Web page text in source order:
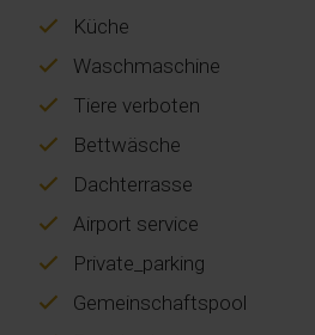
Küche
Waschmaschine
Tiere verboten
Bettwäsche
Dachterrasse
Airport service
Private_parking
Gemeinschaftspool